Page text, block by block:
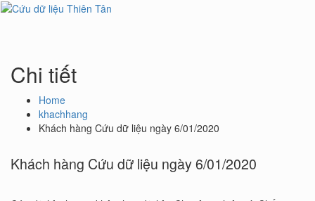
Chi tiết
Home
khachhang
Khách hàng Cứu dữ liệu ngày 6/01/2020
Khách hàng Cứu dữ liệu ngày 6/01/2020